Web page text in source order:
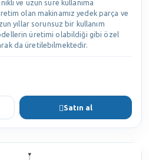
ve uzun süre kullanıma
olan makinamız yedek parça ve
yıllar sorunsuz bir kullanım
üretimi olabildiği gibi özel
da üretilebilmektedir.
Satın al